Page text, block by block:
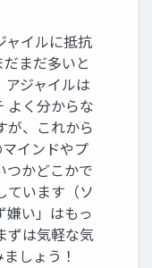
ャイルに抵抗
まだ多いと
ジャイルは
よく分からな
が、これから
インドやプ
つかどこかで
ています（ソ
嫌い」はもっ
ずは気軽な気
しょう！